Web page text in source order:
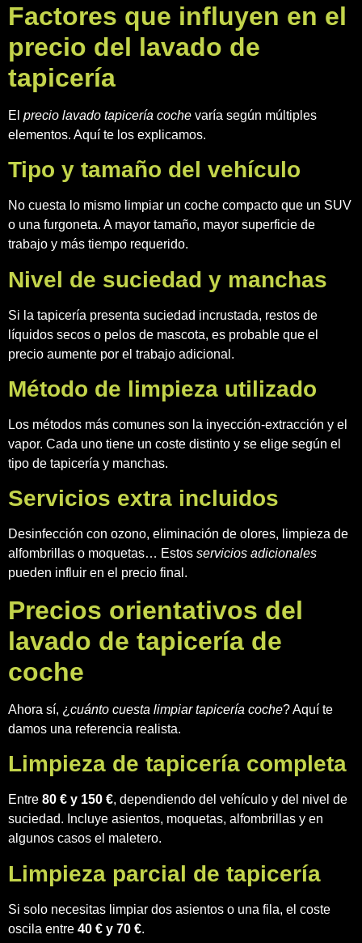
Factores que influyen en el
precio del lavado de
tapicería
El precio lavado tapicería coche varía según múltiples
elementos. Aquí te los explicamos.
Tipo y tamaño del vehículo
No cuesta lo mismo limpiar un coche compacto que un SUV
o una furgoneta. A mayor tamaño, mayor superficie de
trabajo y más tiempo requerido.
Nivel de suciedad y manchas
Si la tapicería presenta suciedad incrustada, restos de
líquidos secos o pelos de mascota, es probable que el
precio aumente por el trabajo adicional.
Método de limpieza utilizado
Los métodos más comunes son la inyección‑extracción y el
vapor. Cada uno tiene un coste distinto y se elige según el
tipo de tapicería y manchas.
Servicios extra incluidos
Desinfección con ozono, eliminación de olores, limpieza de
alfombrillas o moquetas… Estos servicios adicionales
pueden influir en el precio final.
Precios orientativos del
lavado de tapicería de
coche
Ahora sí, ¿ cuánto cuesta limpiar tapicería coche? Aquí te
damos una referencia realista.
Limpieza de tapicería completa
Entre 80 € y 150 €, dependiendo del vehículo y del nivel de
suciedad. Incluye asientos, moquetas, alfombrillas y en
algunos casos el maletero.
Limpieza parcial de tapicería
Si solo necesitas limpiar dos asientos o una fila, el coste
oscila entre 40 € y 70 €.